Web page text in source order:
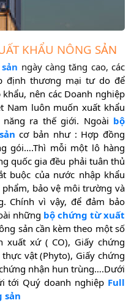
KHẨU NÔNG SẢN
ngày càng tăng cao, các
định thương mại tư do để
nên các Doanh nghiệp
Nam luôn muốn xuất khẩu
ra thế giới. Ngoài bộ
cơ bản như : Hợp đồng
gói….Thì mỗi một lô hàng
quốc gia đều phải tuân thủ
buộc của nước nhập khẩu
bảo vệ môi trường và
Chính vì vậy, để đảm bảo
những bộ chứng từ xuất
sản cần kèm theo một số
xuất xứ ( CO), Giấy chứng
vật (Phyto), Giấy chứng
nhận hun trùng….Dưới
tới Quý doanh nghiệp Full
sản